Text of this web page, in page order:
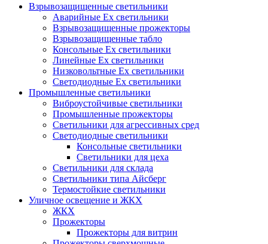
Взрывозащищенные светильники
Аварийные Ex светильники
Взрывозащищенные прожекторы
Взрывозащищенные табло
Консольные Ех светильники
Линейные Ex светильники
Низковольтные Ex светильники
Светодиодные Ex светильники
Промышленные светильники
Виброустойчивые светильники
Промышленные прожекторы
Светильники для агрессивных сред
Светодиодные светильники
Консольные светильники
Светильники для цеха
Светильники для склада
Светильники типа Айсберг
Термостойкие светильники
Уличное освещение и ЖКХ
ЖКХ
Прожекторы
Прожекторы для витрин